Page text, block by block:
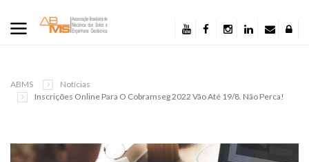
ABMS
Notícias
Inscrições Online Para O Cobramseg 2022 Vão Até 19/8. Não Perca!